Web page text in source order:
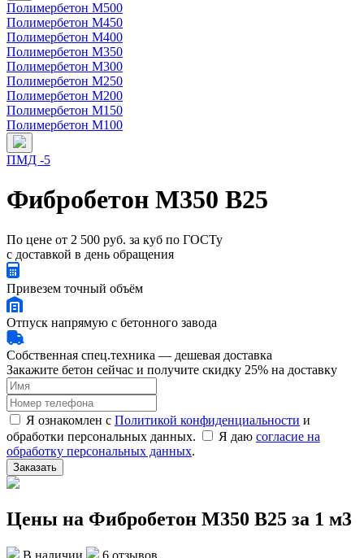
Полимербетон М500
Полимербетон М450
Полимербетон М400
Полимербетон М350
Полимербетон М300
Полимербетон М250
Полимербетон М200
Полимербетон М150
Полимербетон М100
ПМД -5
Фибробетон М350 В25
По цене от 2 500 руб. за куб по ГОСТу
с доставкой в день обращения
Привезем точный объём
Отпуск напрямую с бетонного завода
Собственная спец.техника — дешевая доставка
Закажите бетон сейчас и получите скидку 25% на доставку
Я ознакомлен с Политикой конфиденциальности и
обработки персональных данных.
Я даю согласие на
обработку персональных данных.
Заказать
Цены на Фибробетон М350 В25 за 1 м3
В наличии
6 отзывов